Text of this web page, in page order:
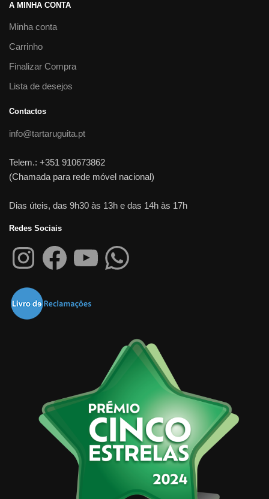
A MINHA CONTA
Minha conta
Carrinho
Finalizar Compra
Lista de desejos
Contactos
info@tartaruguita.pt
Telem.: +351 910673862
(Chamada para rede móvel nacional)
Dias úteis, das 9h30 às 13h e das 14h às 17h
Redes Sociais